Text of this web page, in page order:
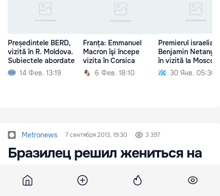
Președintele BERD,
vizită în R. Moldova.
Subiectele abordate
14 Фев. 13:19
Franța: Emmanuel
Macron îşi începe
vizita în Corsica
6 Фев. 18:10
Premierul israelian
Benjamin
în vizită la
30 Янв. 05:30
Metronews 7 сентября 2013, 19:30 3 397
Бразилец решил жениться на
козе